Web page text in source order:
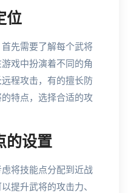
位
先需要了解每个武将
戏中扮演着不同的角
程攻击，有的擅长防
特点，选择合适的攻
的设置
将技能点分配到近战
提升武将的攻击力、